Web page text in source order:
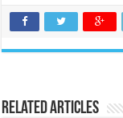
Related Articles